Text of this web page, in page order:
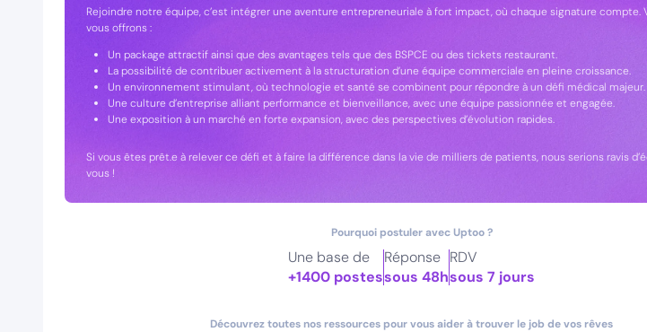
Rejoindre notre équipe, c’est intégrer une aventure entrepreneuriale à fort impact, où chaque signature compte.
vous offrons :
Un package attractif ainsi que des avantages tels que des BSPCE ou des tickets restaurant.
La possibilité de contribuer activement à la structuration d’une équipe commerciale en pleine croissance.
Un environnement stimulant, où technologie et santé se combinent pour répondre à un défi médical majeur.
Une culture d’entreprise alliant performance et bienveillance, avec une équipe passionnée et engagée.
Une exposition à un marché en forte expansion, avec des perspectives d’évolution rapides.
Si vous êtes prêt.e à relever ce défi et à faire la différence dans la vie de milliers de patients, nous serions ravis
vous !
Pourquoi postuler avec Uptoo ?
Une base de
+1400 postes
Réponse
sous 48h
RDV
sous 7 jours
Découvrez toutes nos ressources pour vous aider à trouver le job de vos rêves